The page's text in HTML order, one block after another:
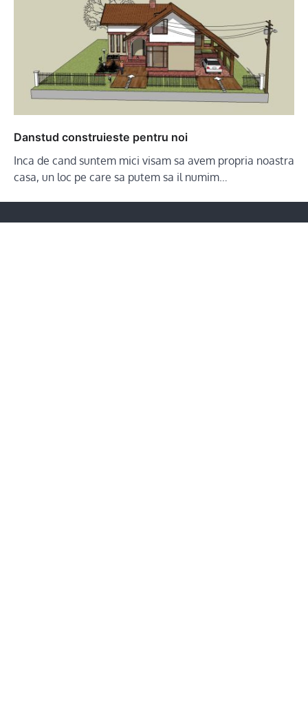
Danstud construieste pentru noi
Inca de cand suntem mici visam sa avem propria noastra
casa, un loc pe care sa putem sa il numim…